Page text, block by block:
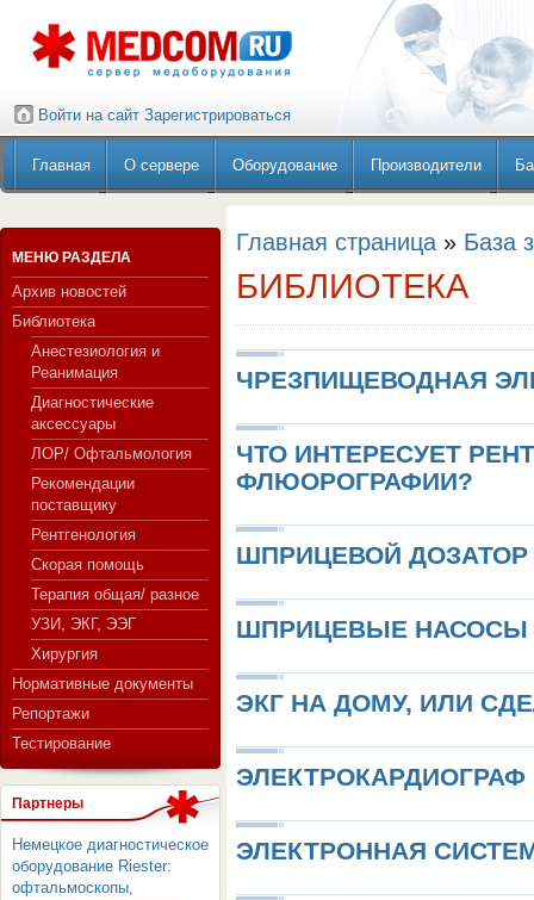
СЕРВЕР МЕДИЦИНСКОГО
Войти на сайт Зарегистрироваться
Главная О сервере Оборудование Производители
МЕНЮ РАЗДЕЛА
Архив новостей
Библиотека
Анестезиология и
Реанимация
Диагностические
аксессуары
ЛОР/ Офтальмология
Рекомендации
поставщику
Рентгенология
Скорая помощь
Терапия общая/ разное
УЗИ, ЭКГ, ЭЭГ
Хирургия
Нормативные документы
Репортажи
Тестирование
Партнеры
Немецкое диагностическое
оборудование Riester:
офтальмоскопы,
Главная страница » База
БИБЛИОТЕКА
ЧРЕЗПИЩЕВОДНАЯ
ЧТО ИНТЕРЕСУЕТ
ФЛЮОРОГРАФИИ?
ШПРИЦЕВОЙ
ШПРИЦЕВЫЕ НАСОСЫ
ЭКГ НА ДОМУ, ИЛИ
ЭЛЕКТРОННАЯ